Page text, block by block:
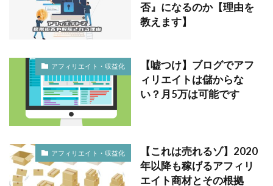
否』になるのか【理由を
教えます】
アフィリエイト・収益化
【嘘つけ】ブログでアフ
ィリエイトは儲からな
い？月5万は可能です
アフィリエイト・収益化
【これは売れるゾ】2020
年以降も稼げるアフィリ
エイト商材とその根拠